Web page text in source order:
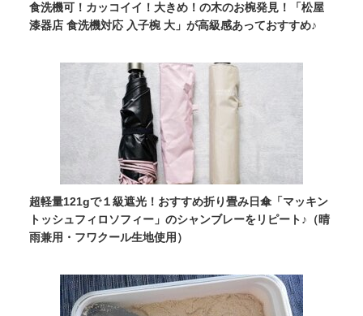
食洗機可！カッコイイ！大きめ！の木のお椀発見！「松屋
漆器店 食洗機対応 入子椀 大」が高級感あっておすすめ♪
超軽量121gで１級遮光！おすすめ折り畳み日傘「マッキン
トッシュフィロソフィー」のシャンブレーをリピート♪（晴
雨兼用・フワクール生地使用）